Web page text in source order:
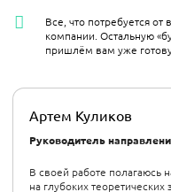
Артем Куликов
Руководитель
В своей работе
на глубоких
Все, что потребуется
компании. Остальную
пришлём вам уже